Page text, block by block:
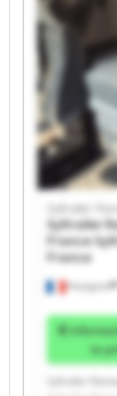
Perpignan
Syltrailer
Syltrailer
France
France
Information sur
le